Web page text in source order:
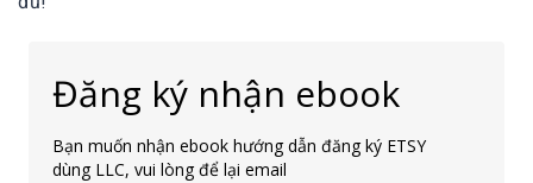
Đăng ký nhận ebook
Bạn muốn nhận ebook hướng dẫn đăng ký ETSY
dùng LLC, vui lòng để lại email